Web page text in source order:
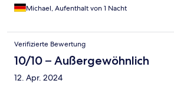
Michael, Aufenthalt von 1 Nacht
Verifizierte Bewertung
10/10 – Außergewöhnlich
12. Apr. 2024